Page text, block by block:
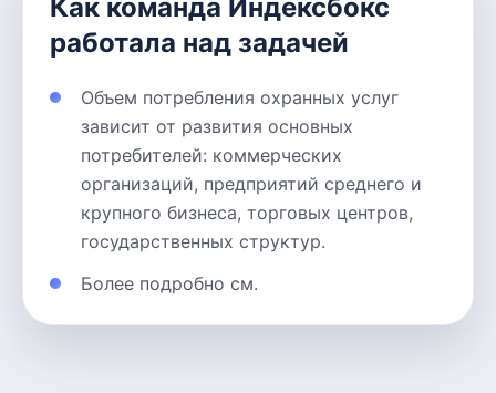
Как команда Индексбокс
работала над задачей
Объем потребления охранных услуг
зависит от развития основных
потребителей: коммерческих
организаций, предприятий среднего и
крупного бизнеса, торговых центров,
государственных структур.
Более подробно см.